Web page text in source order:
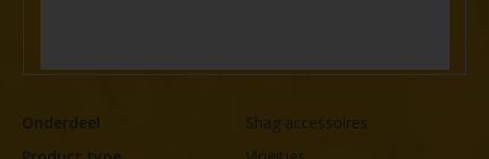
Onderdeel
Shag accessoires